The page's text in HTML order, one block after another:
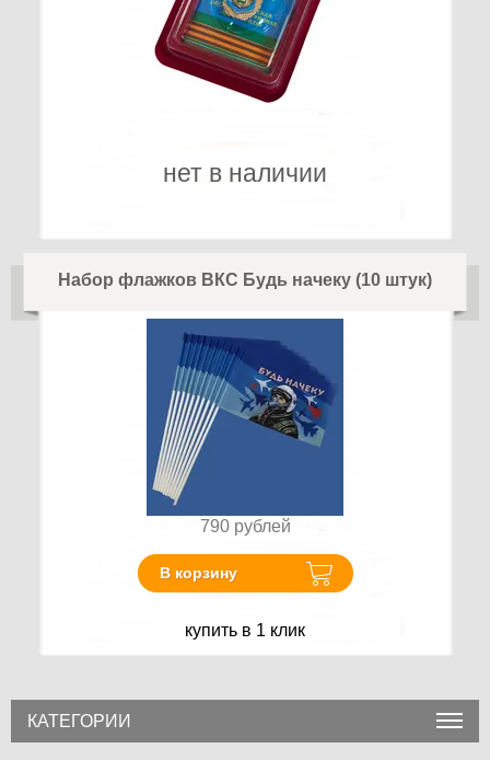
нет в наличии
Набор флажков ВКС Будь начеку (10 штук)
790 рублей
В корзину
купить в 1 клик
КАТЕГОРИИ